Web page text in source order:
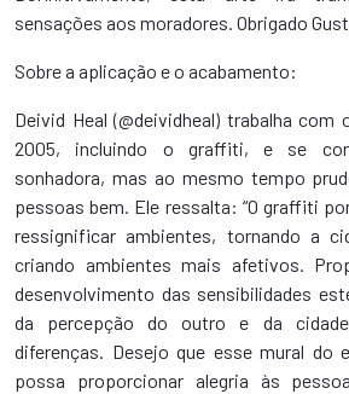
sensações aos moradores. Obrigado
Sobre a aplicação e o acabamento:
Deivid Heal (@deividheal) trabalha
2005, incluindo o graffiti, e se
sonhadora, mas ao mesmo tempo
pessoas bem. Ele ressalta: “O graffiti
ressignificar ambientes, tornando a
criando ambientes mais afetivos.
desenvolvimento das sensibilidades
da percepção do outro e da
diferenças. Desejo que esse mural do
possa proporcionar alegria às